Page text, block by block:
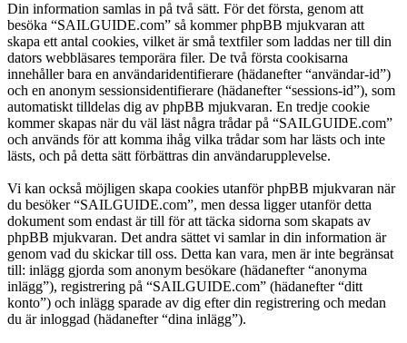
Din information samlas in på två sätt. För det första, genom att
besöka “SAILGUIDE.com” så kommer phpBB mjukvaran att
skapa ett antal cookies, vilket är små textfiler som laddas ner till din
dators webbläsares temporära filer. De två första cookisarna
innehåller bara en användaridentifierare (hädanefter “användar-id”)
och en anonym sessionsidentifierare (hädanefter “sessions-id”), som
automatiskt tilldelas dig av phpBB mjukvaran. En tredje cookie
kommer skapas när du väl läst några trådar på “SAILGUIDE.com”
och används för att komma ihåg vilka trådar som har lästs och inte
lästs, och på detta sätt förbättras din användarupplevelse.
Vi kan också möjligen skapa cookies utanför phpBB mjukvaran när
du besöker “SAILGUIDE.com”, men dessa ligger utanför detta
dokument som endast är till för att täcka sidorna som skapats av
phpBB mjukvaran. Det andra sättet vi samlar in din information är
genom vad du skickar till oss. Detta kan vara, men är inte begränsat
till: inlägg gjorda som anonym besökare (hädanefter “anonyma
inlägg”), registrering på “SAILGUIDE.com” (hädanefter “ditt
konto”) och inlägg sparade av dig efter din registrering och medan
du är inloggad (hädanefter “dina inlägg”).